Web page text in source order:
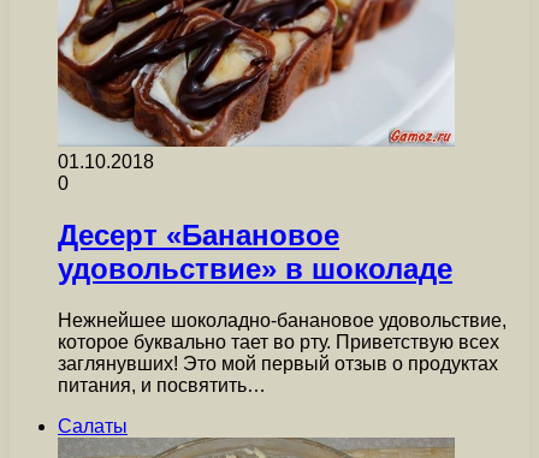
01.10.2018
0
Десерт «Банановое
удовольствие» в шоколаде
Нежнейшее шоколадно-банановое удовольствие,
которое буквально тает во рту. Приветствую всех
заглянувших! Это мой первый отзыв о продуктах
питания, и посвятить…
Салаты